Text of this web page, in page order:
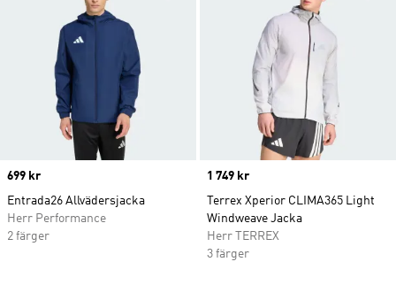
Price
699 kr
Entrada26 Allvädersjacka
Herr Performance
2 färger
Price
1 749 kr
Terrex Xperior CLIMA365 Light
Windweave Jacka
Herr TERREX
3 färger